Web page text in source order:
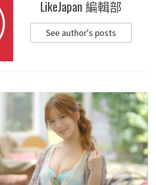
LikeJapan 編輯部
See author's posts